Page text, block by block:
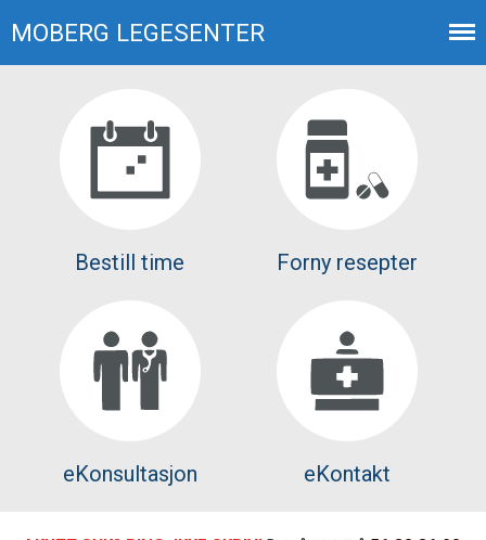
Din økonomi
Ansatte
MOBERG LEGESENTER
Bestill time Forny resepter
eKonsultasjon eKontakt